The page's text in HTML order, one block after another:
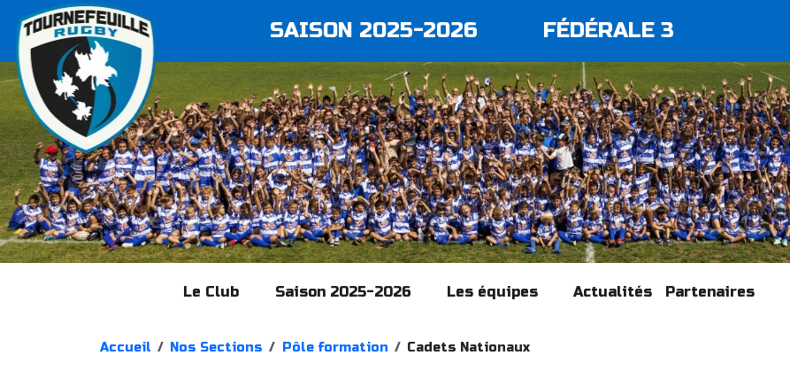
SAISON 2025-2026 FÉDÉRALE 3
Le Club Saison 2025-2026 Les équipes Actualités Partenaires
Accueil Nos Sections Pôle formation Cadets Nationaux